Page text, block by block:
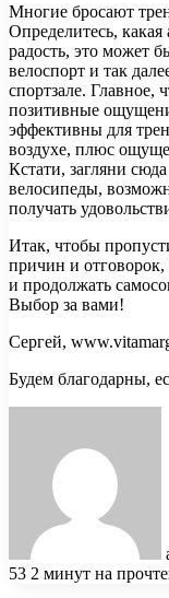
Многие бросают
Определитесь,
радость, это может
велоспорт и так
спортзале. Главное,
позитивные
эффективны для
воздухе, плюс
Кстати, загляни
велосипеды,
получать
Итак, чтобы
причин и
и продолжать
Выбор за вами!
Сергей,
Будем благодарны,
53 2 минут на